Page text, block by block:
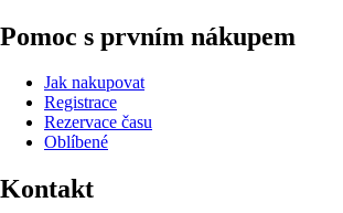
Pomoc s prvním nákupem
Jak nakupovat
Registrace
Rezervace času
Oblíbené
Kontakt